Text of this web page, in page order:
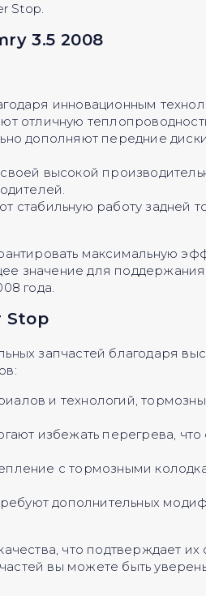
Stop.
3.5 2008
инновационным
отличную
дополняют передние
высокой
стабильную работу задней
максимальную
значение для
года.
Stop
запчастей благодаря
и технологий,
избежать перегрева,
с тормозными
дополнительных
что подтверждает их
вы можете быть